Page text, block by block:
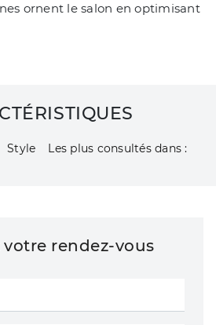
ornent le salon en optimisant
Style Les plus consultés dans :
votre rendez-vous